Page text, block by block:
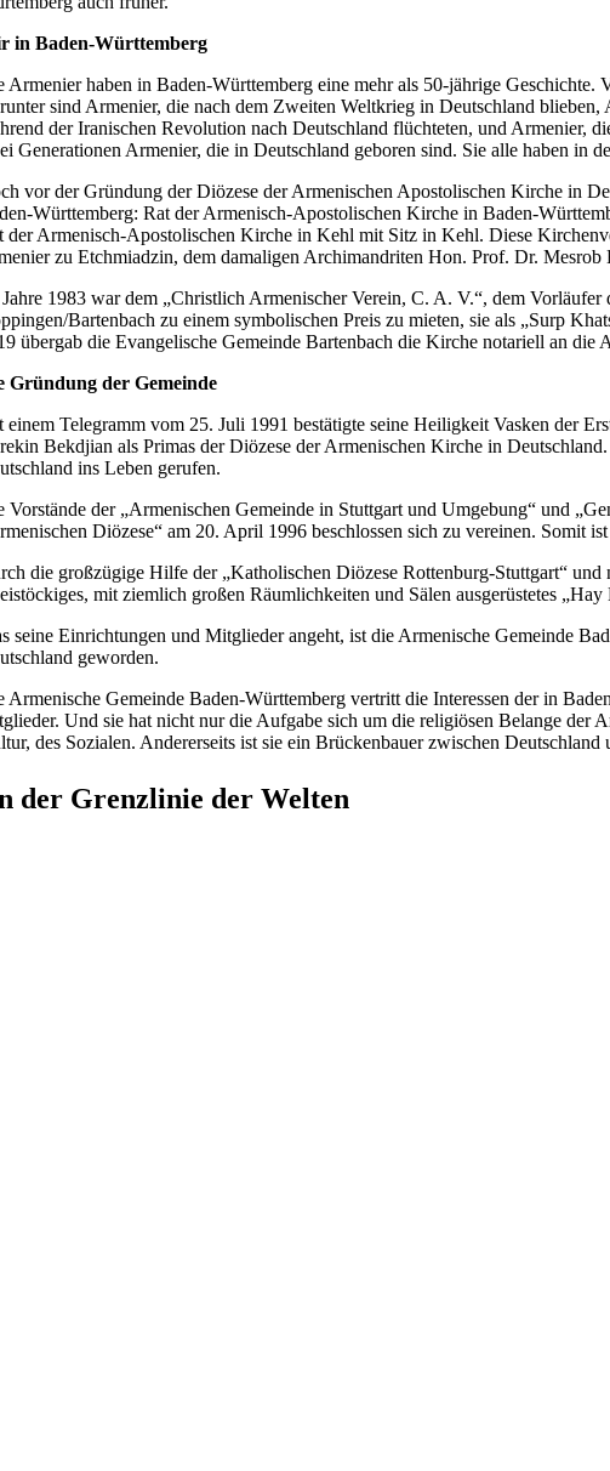
in Baden-Württemberg
Armenier haben in Baden-Württemberg eine mehr als 50-jährige
sind Armenier, die nach dem Zweiten Weltkrieg in Deutschland
der Iranischen Revolution nach Deutschland flüchteten, und Armenier,
Generationen Armenier, die in Deutschland geboren sind. Sie alle haben in
vor der Gründung der Diözese der Armenischen Apostolischen Kirche in
Württemberg: Rat der Armenisch-Apostolischen Kirche in Baden-
der Armenisch-Apostolischen Kirche in Kehl mit Sitz in Kehl. Diese
zu Etchmiadzin, dem damaligen Archimandriten Hon. Prof. Dr.
1983 war dem „Christlich Armenischer Verein, C. A. V.“, dem
Bartenbach zu einem symbolischen Preis zu mieten, sie als „Surp
übergab die Evangelische Gemeinde Bartenbach die Kirche notariell an die
Gründung der Gemeinde
einem Telegramm vom 25. Juli 1991 bestätigte seine Heiligkeit Vasken der
Bekdjian als Primas der Diözese der Armenischen Kirche in
ins Leben gerufen.
Vorstände der „Armenischen Gemeinde in Stuttgart und Umgebung“ und
Diözese“ am 20. April 1996 beschlossen sich zu vereinen. Somit
die großzügige Hilfe der „Katholischen Diözese Rottenburg-Stuttgart“
mit ziemlich großen Räumlichkeiten und Sälen ausgerüstetes
seine Einrichtungen und Mitglieder angeht, ist die Armenische Gemeinde
geworden.
Armenische Gemeinde Baden-Württemberg vertritt die Interessen der in
Und sie hat nicht nur die Aufgabe sich um die religiösen Belange der
des Sozialen. Andererseits ist sie ein Brückenbauer zwischen Deutschland
der Grenzlinie der Welten